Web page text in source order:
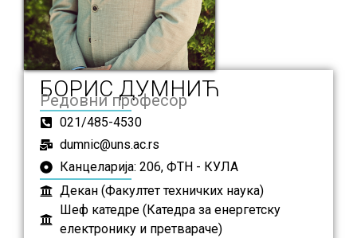
БОРИС ДУМНИЋ
Редовни професор
021/485-4530
dumnic@uns.ac.rs
Канцеларија: 206, ФТН - КУЛА
Декан (Факултет техничких наука)
Шеф катедре (Катедра за енергетску
електронику и претвараче)